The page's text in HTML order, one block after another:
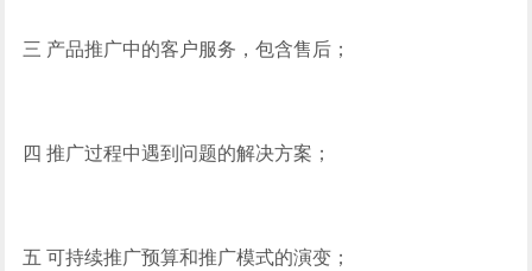
三 产品推广中的客户服务，包含售后；
四 推广过程中遇到问题的解决方案；
五 可持续推广预算和推广模式的演变；